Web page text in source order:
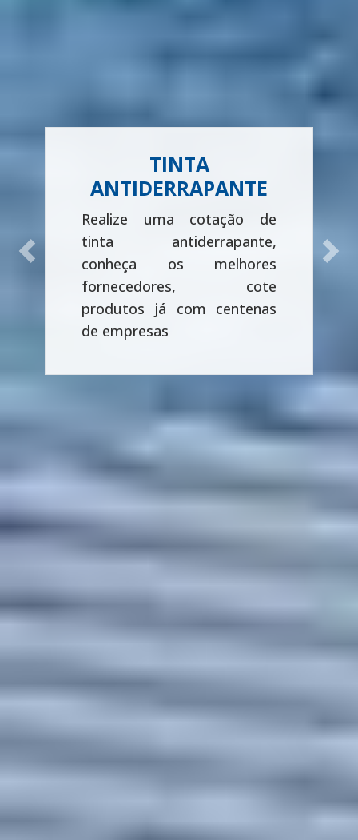
TINTA
ANTIDERRAPANTE
Realize uma cotação de
tinta antiderrapante,
conheça os melhores
fornecedores, cote
produtos já com centenas
de empresas
Previous Next